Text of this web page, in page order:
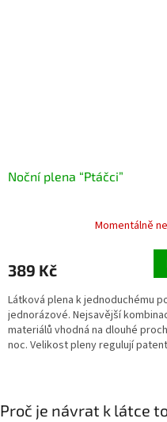
Noční plena “Ptáčci”
Momentálně
389 Kč
Látková plena k jednoduchému
jednorázové. Nejsavější
materiálů vhodná na dlouhé
noc. Velikost pleny regulují
Proč je návrat k látce